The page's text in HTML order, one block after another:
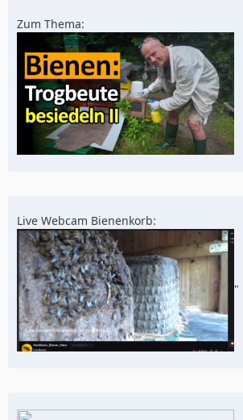
Zum Thema:
Live Webcam Bienenkorb:
"